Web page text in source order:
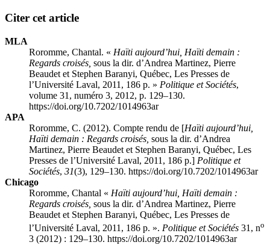
Citer cet article
MLA
Roromme, Chantal. « Haïti aujourd’hui, Haïti demain :
Regards croisés, sous la dir. d’Andrea Martinez, Pierre
Beaudet et Stephen Baranyi, Québec, Les Presses de
l’Université Laval, 2011, 186 p. » Politique et Sociétés,
volume 31, numéro 3, 2012, p. 129–130.
https://doi.org/10.7202/1014963ar
APA
Roromme, C. (2012). Compte rendu de [Haïti aujourd’hui,
Haïti demain : Regards croisés, sous la dir. d’Andrea
Martinez, Pierre Beaudet et Stephen Baranyi, Québec, Les
Presses de l’Université Laval, 2011, 186 p.] Politique et
Sociétés, 31(3), 129–130. https://doi.org/10.7202/1014963ar
Chicago
Roromme, Chantal « Haïti aujourd’hui, Haïti demain :
Regards croisés, sous la dir. d’Andrea Martinez, Pierre
Beaudet et Stephen Baranyi, Québec, Les Presses de
l’Université Laval, 2011, 186 p. ». Politique et Sociétés 31, no
3 (2012) : 129–130. https://doi.org/10.7202/1014963ar